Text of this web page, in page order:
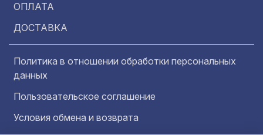
ОПЛАТА
ДОСТАВКА
Политика в отношении обработки персональных
данных
Пользовательское соглашение
Условия обмена и возврата